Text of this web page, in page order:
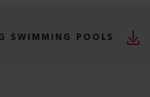
SWIMMING POOLS